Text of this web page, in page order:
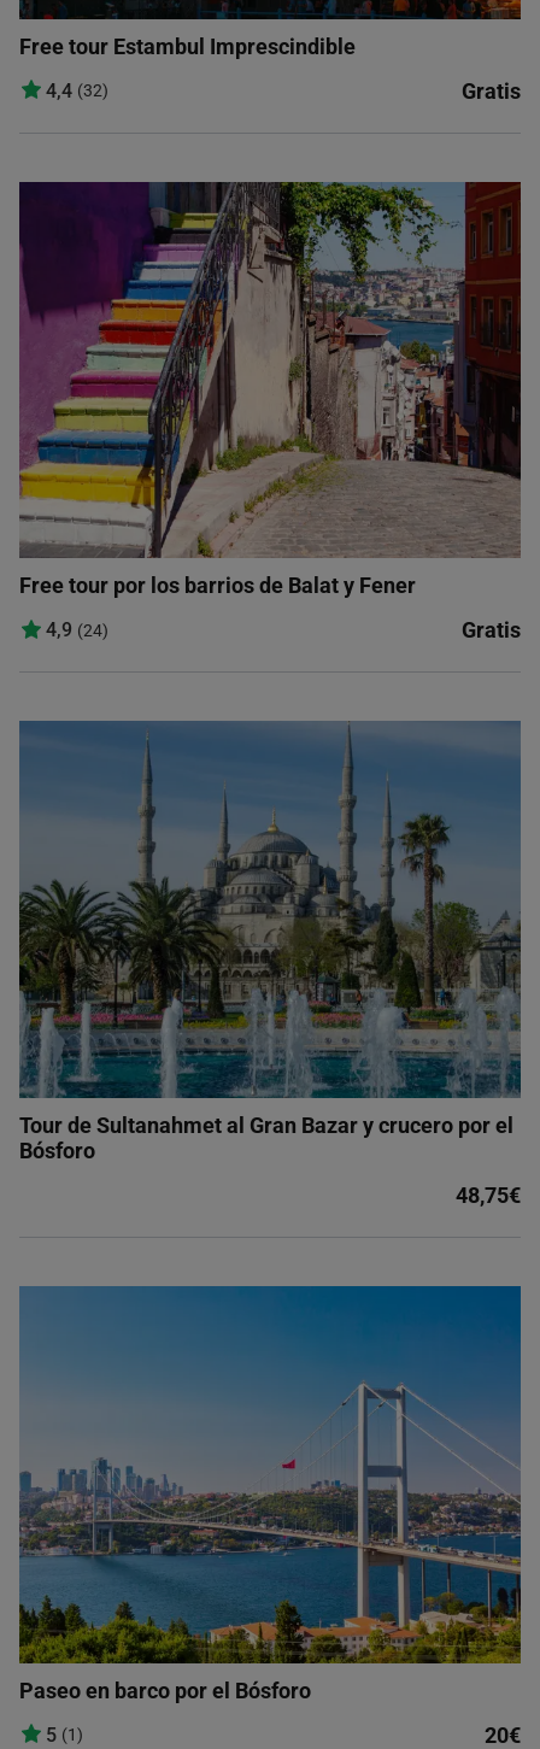
Free tour Estambul Imprescindible
4,4 (32) Gratis
Free tour por los barrios de Balat y Fener
4,9 (24) Gratis
Tour de Sultanahmet al Gran Bazar y crucero por el
Bósforo
48,75€
Paseo en barco por el Bósforo
5 (1) 20€